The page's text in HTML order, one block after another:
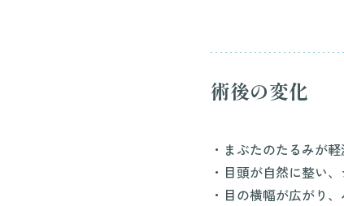
術後の変化
・まぶたのたるみが
・目頭が自然に整い
・目の横幅が広がり